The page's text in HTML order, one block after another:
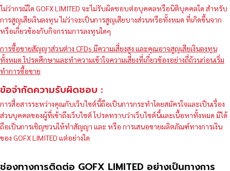
ไม่ว่ากรณีใด GOFX LIMITED จะไม่รับผิดชอบต่อบุคคลหรือนิติบุคคลใด สำหรับ
การสูญเสียเงินลงทุน ไม่ว่าจะเป็นการสูญเสียบางส่วนหรือทั้งหมด ที่เกิดขึ้นจาก
หรือเกี่ยวข้องกับกิจกรรมการลงทุนใดๆ
การซื้อขายสัญญาส่วนต่าง CFDs มีความเสี่ยงสูง และคุณอาจสูญเสียเงินลงทุน
ทั้งหมด โปรดศึกษาและทำความเข้าใจความเสี่ยงที่เกี่ยวข้องอย่างถี่ถ้วนก่อนเริ่ม
ทำการซื้อขาย
ข้อจำกัดความรับผิดชอบ :
การสื่อสารระหว่างคุณกับเว็บไซต์นี้ถือเป็นการกระทำโดยสมัครใจและเป็นเรื่อง
ส่วนบุคคลของผู้ที่เข้าถึงเว็บไซต์ โปรดทราบว่าเว็บไซต์นี้และเนื้อหาทั้งหมด มิได้
ถือเป็นการเชิญชวนให้ทำสัญญา และ หรือ การเสนอขายผลิตภัณฑ์ทางการเงิน
ของ GOFX LIMITED แต่อย่างใด
ช่องทางการติดต่อ GOFX LIMITED อย่างเป็นทางการ